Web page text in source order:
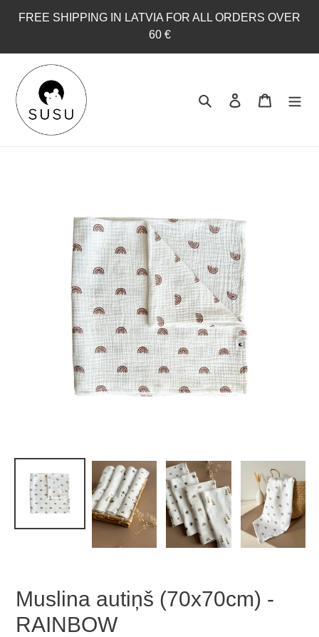
FREE SHIPPING IN LATVIA FOR ALL ORDERS OVER
60 €
Search Log in Cart
Muslina autiņš (70x70cm) -
RAINBOW